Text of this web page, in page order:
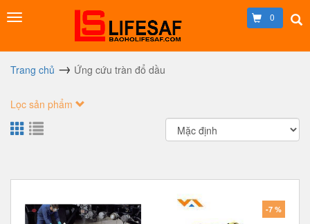
0
Trang chủ Ứng cứu tràn đổ dầu
Lọc sản phẩm
-7 %